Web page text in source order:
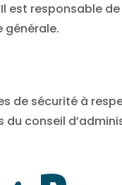
est responsable
générale.
de sécurité à
conseil